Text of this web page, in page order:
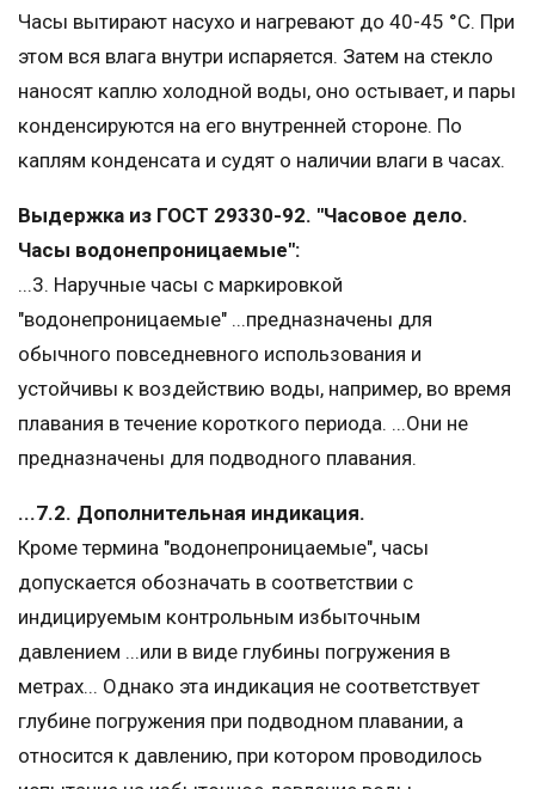
Часы вытирают насухо и нагревают до 40-45 °С. При
этом вся влага внутри испаряется. Затем на стекло
наносят каплю холодной воды, оно остывает, и пары
конденсируются на его внутренней стороне. По
каплям конденсата и судят о наличии влаги в часах.
Выдержка из ГОСТ 29330-92. "Часовое дело.
Часы водонепроницаемые":
...3. Наручные часы с маркировкой
"водонепроницаемые" ...предназначены для
обычного повседневного использования и
устойчивы к воздействию воды, например, во время
плавания в течение короткого периода. ...Они не
предназначены для подводного плавания.
...7.2. Дополнительная индикация.
Кроме термина "водонепроницаемые", часы
допускается обозначать в соответствии с
индицируемым контрольным избыточным
давлением ...или в виде глубины погружения в
метрах... Однако эта индикация не соответствует
глубине погружения при подводном плавании, а
относится к давлению, при котором проводилось